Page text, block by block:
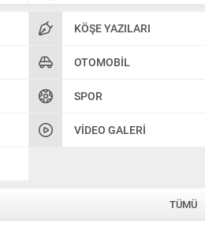
KÖŞE YAZILARI
OTOMOBIL
SPOR
VIDEO GALERI
TÜMÜ